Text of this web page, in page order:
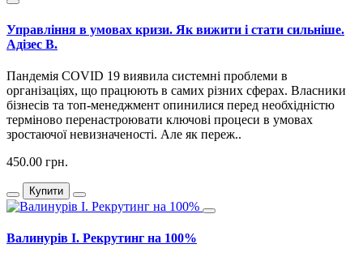
Управління в умовах кризи. Як вижити і стати сильніше.
Адізес В.
Пандемія COVID 19 виявила системні проблеми в
організаціях, що працюють в самих різних сферах. Власники
бізнесів та топ-менеджмент опинилися перед необхідністю
терміново перенастроювати ключові процеси в умовах
зростаючої невизначеності. Але як переж..
450.00 грн.
Купити
Валинурів І. Рекрутинг на 100%